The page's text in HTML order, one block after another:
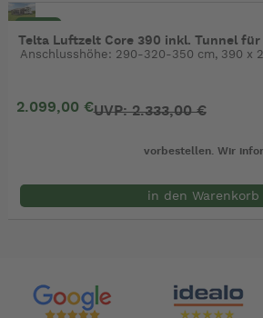
Telta Luftzelt Core 390 inkl. Tunnel für
Anschlusshöhe: 290-320-350 cm, 390 x
2.099,00 €UVP: 2.333,00 €
vorbestellen. Wir
in den Warenkorb